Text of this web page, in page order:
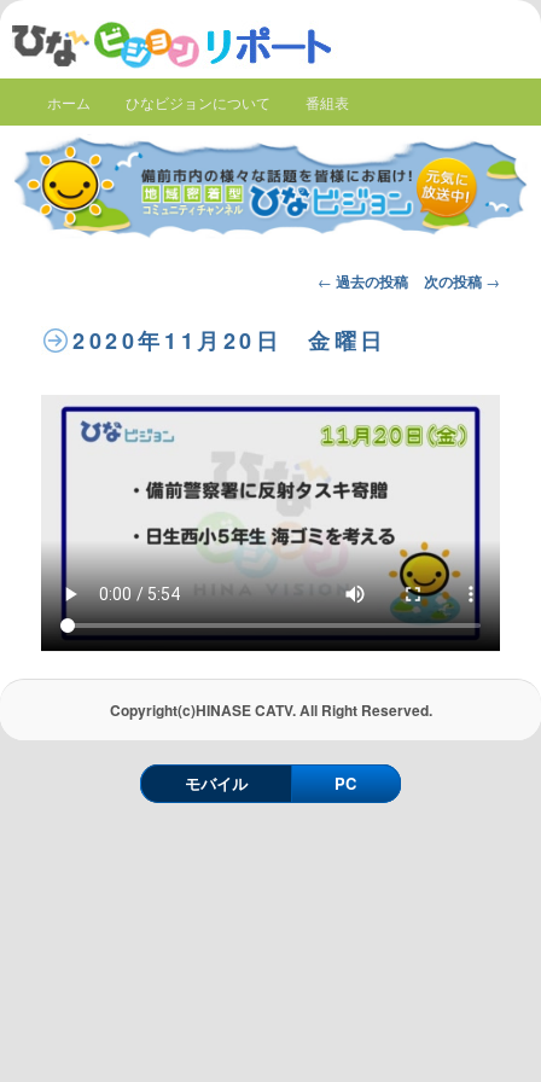
ホーム ひなビジョンについて 番組表
Post
← 過去の投稿 次の投稿 →
2020年11月20日 金曜日
Copyright(c)HINASE CATV. All Right Reserved.
モバイル PC